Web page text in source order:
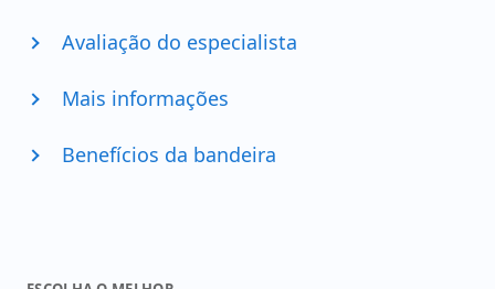
Avaliação do especialista
Mais informações
Benefícios da bandeira